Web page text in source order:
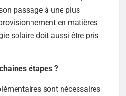
passage à une plus
en matières
solaire doit aussi être pris
étapes ?
sont nécessaires